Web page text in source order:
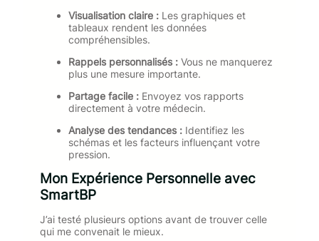
Visualisation claire : Les graphiques et
tableaux rendent les données
compréhensibles.
Rappels personnalisés : Vous ne manquerez
plus une mesure importante.
Partage facile : Envoyez vos rapports
directement à votre médecin.
Analyse des tendances : Identifiez les
schémas et les facteurs influençant votre
pression.
Mon Expérience Personnelle avec
SmartBP
J’ai testé plusieurs options avant de trouver celle
qui me convenait le mieux.